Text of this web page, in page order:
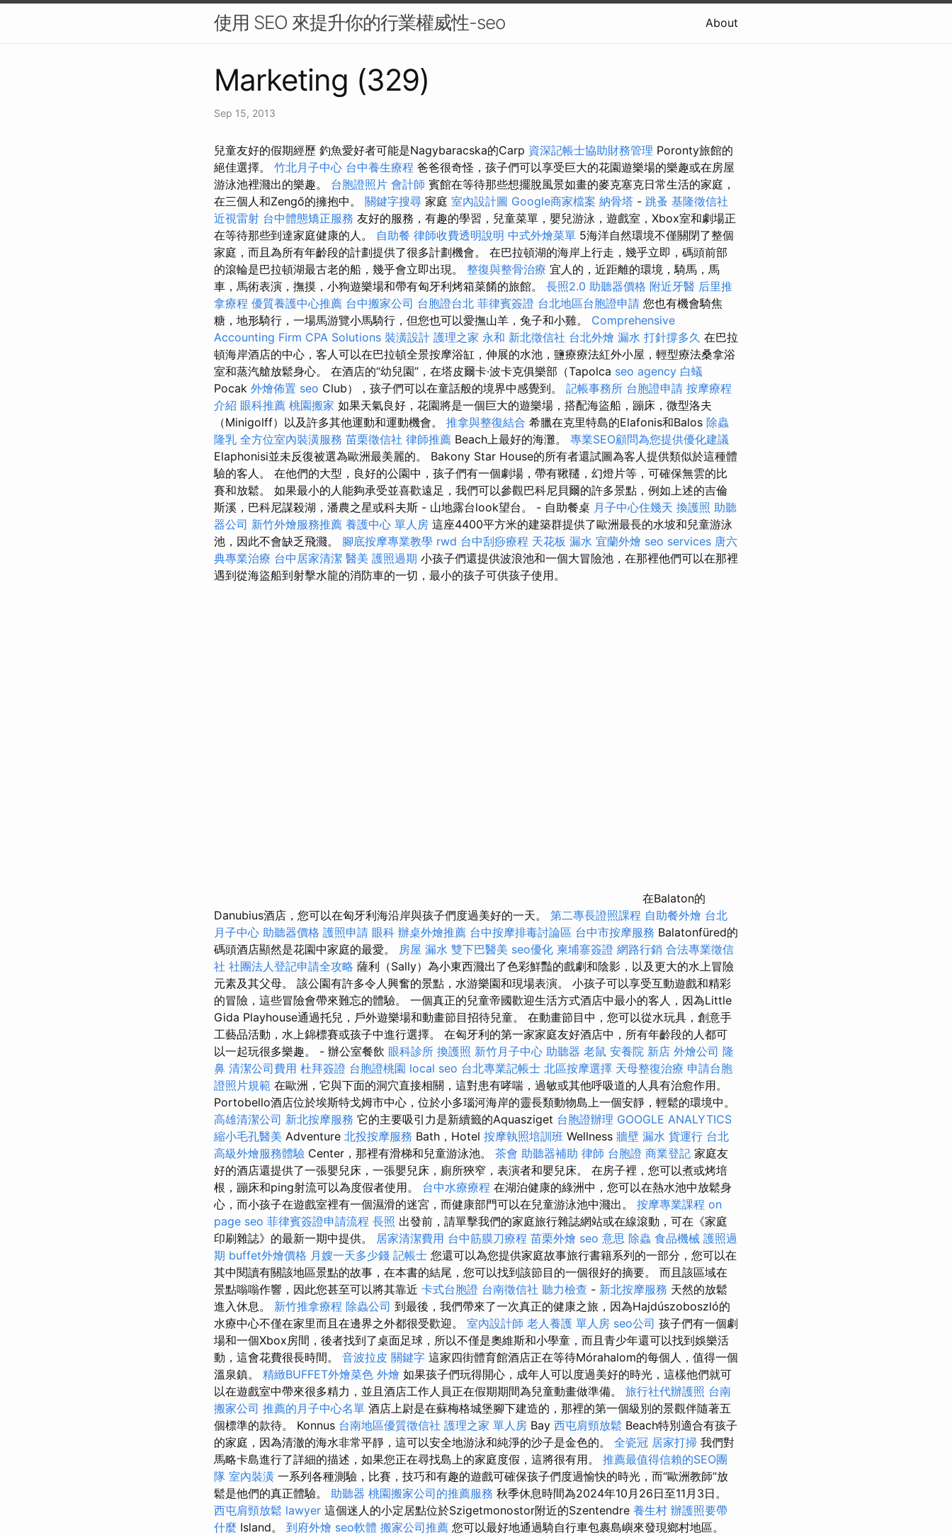
使用 SEO 來提升你的行業權威性-seo About
Marketing (329)
Sep 15, 2013
兒童友好的假期經歷 釣魚愛好者可能是Nagybaracska的Carp 資深記帳士協助財務管理 Poronty旅館的
絕佳選擇。 竹北月子中心 台中養生療程 爸爸很奇怪，孩子們可以享受巨大的花園遊樂場的樂趣或在房屋
游泳池裡濺出的樂趣。 台胞證照片 會計師 賓館在等待那些想擺脫風景如畫的麥克塞克日常生活的家庭，
在三個人和Zengő的擁抱中。 關鍵字搜尋 家庭 室內設計圖 Google商家檔案 納骨塔 - 跳蚤 基隆徵信社
近視雷射 台中體態矯正服務 友好的服務，有趣的學習，兒童菜單，嬰兒游泳，遊戲室，Xbox室和劇場正
在等待那些到達家庭健康的人。 自助餐 律師收費透明說明 中式外燴菜單 5海洋自然環境不僅關閉了整個
家庭，而且為所有年齡段的計劃提供了很多計劃機會。 在巴拉頓湖的海岸上行走，幾乎立即，碼頭前部
的滾輪是巴拉頓湖最古老的船，幾乎會立即出現。 整復與整骨治療 宜人的，近距離的環境，騎馬，馬
車，馬術表演，撫摸，小狗遊樂場和帶有匈牙利烤箱菜餚的旅館。 長照2.0 助聽器價格 附近牙醫 后里推
拿療程 優質養護中心推薦 台中搬家公司 台胞證台北 菲律賓簽證 台北地區台胞證申請 您也有機會騎焦
糖，地形騎行，一場馬游覽小馬騎行，但您也可以愛撫山羊，兔子和小雞。 Comprehensive
Accounting Firm CPA Solutions 裝潢設計 護理之家 永和 新北徵信社 台北外燴 漏水 打針撐多久 在巴拉
頓海岸酒店的中心，客人可以在巴拉頓全景按摩浴缸，伸展的水池，鹽療療法紅外小屋，輕型療法桑拿浴
室和蒸汽艙放鬆身心。 在酒店的“幼兒園”，在塔皮爾卡·波卡克俱樂部（Tapolca seo agency 白蟻
Pocak 外燴佈置 seo Club），孩子們可以在童話般的境界中感覺到。 記帳事務所 台胞證申請 按摩療程
介紹 眼科推薦 桃園搬家 如果天氣良好，花園將是一個巨大的遊樂場，搭配海盜船，蹦床，微型洛夫
（Minigolff）以及許多其他運動和運動機會。 推拿與整復結合 希臘在克里特島的Elafonis和Balos 除蟲
隆乳 全方位室內裝潢服務 苗栗徵信社 律師推薦 Beach上最好的海灘。 專業SEO顧問為您提供優化建議
Elaphonisi並未反復被選為歐洲最美麗的。 Bakony Star House的所有者還試圖為客人提供類似於這種體
驗的客人。 在他們的大型，良好的公園中，孩子們有一個劇場，帶有鞦韆，幻燈片等，可確保無雲的比
賽和放鬆。 如果最小的人能夠承受並喜歡遠足，我們可以參觀巴科尼貝爾的許多景點，例如上述的吉倫
斯溪，巴科尼謀殺湖，潘農之星或科夫斯 - 山地露台look望台。 - 自助餐桌 月子中心住幾天 換護照 助聽
器公司 新竹外燴服務推薦 養護中心 單人房 這座4400平方米的建築群提供了歐洲最長的水坡和兒童游泳
池，因此不會缺乏飛濺。 腳底按摩專業教學 rwd 台中刮痧療程 天花板 漏水 宜蘭外燴 seo services 唐六
典專業治療 台中居家清潔 醫美 護照過期 小孩子們還提供波浪池和一個大冒險池，在那裡他們可以在那裡
遇到從海盜船到射擊水龍的消防車的一切，最小的孩子可供孩子使用。
在Balaton的
Danubius酒店，您可以在匈牙利海沿岸與孩子們度過美好的一天。 第二專長證照課程 自助餐外燴 台北
月子中心 助聽器價格 護照申請 眼科 辦桌外燴推薦 台中按摩排毒討論區 台中市按摩服務 Balatonfüred的
碼頭酒店顯然是花園中家庭的最愛。 房屋 漏水 雙下巴醫美 seo優化 柬埔寨簽證 網路行銷 合法專業徵信
社 社團法人登記申請全攻略 薩利（Sally）為小東西濺出了色彩鮮豔的戲劇和陰影，以及更大的水上冒險
元素及其父母。 該公園有許多令人興奮的景點，水游樂園和現場表演。 小孩子可以享受互動遊戲和精彩
的冒險，這些冒險會帶來難忘的體驗。 一個真正的兒童帝國歡迎生活方式酒店中最小的客人，因為Little
Gida Playhouse通過托兒，戶外遊樂場和動畫節目招待兒童。 在動畫節目中，您可以從水玩具，創意手
工藝品活動，水上錦標賽或孩子中進行選擇。 在匈牙利的第一家家庭友好酒店中，所有年齡段的人都可
以一起玩很多樂趣。 - 辦公室餐飲 眼科診所 換護照 新竹月子中心 助聽器 老鼠 安養院 新店 外燴公司 隆
鼻 清潔公司費用 杜拜簽證 台胞證桃園 local seo 台北專業記帳士 北區按摩選擇 天母整復治療 申請台胞
證照片規範 在歐洲，它與下面的洞穴直接相關，這對患有哮喘，過敏或其他呼吸道的人具有治愈作用。
Portobello酒店位於埃斯特戈姆市中心，位於小多瑙河海岸的靈長類動物島上一個安靜，輕鬆的環境中。
高雄清潔公司 新北按摩服務 它的主要吸引力是新續籤的Aquasziget 台胞證辦理 GOOGLE ANALYTICS
縮小毛孔醫美 Adventure 北投按摩服務 Bath，Hotel 按摩執照培訓班 Wellness 牆壁 漏水 貨運行 台北
高級外燴服務體驗 Center，那裡有滑梯和兒童游泳池。 茶會 助聽器補助 律師 台胞證 商業登記 家庭友
好的酒店還提供了一張嬰兒床，一張嬰兒床，廁所狹窄，表演者和嬰兒床。 在房子裡，您可以煮或烤培
根，蹦床和ping射流可以為度假者使用。 台中水療療程 在湖泊健康的綠洲中，您可以在熱水池中放鬆身
心，而小孩子在遊戲室裡有一個濕滑的迷宮，而健康部門可以在兒童游泳池中濺出。 按摩專業課程 on
page seo 菲律賓簽證申請流程 長照 出發前，請單擊我們的家庭旅行雜誌網站或在線滾動，可在《家庭
印刷雜誌》的最新一期中提供。 居家清潔費用 台中筋膜刀療程 苗栗外燴 seo 意思 除蟲 食品機械 護照過
期 buffet外燴價格 月嫂一天多少錢 記帳士 您還可以為您提供家庭故事旅行書籍系列的一部分，您可以在
其中閱讀有關該地區景點的故事，在本書的結尾，您可以找到該節目的一個很好的摘要。 而且該區域在
景點嗡嗡作響，因此您甚至可以將其靠近 卡式台胞證 台南徵信社 聽力檢查 - 新北按摩服務 天然的放鬆
進入休息。 新竹推拿療程 除蟲公司 到最後，我們帶來了一次真正的健康之旅，因為Hajdúszoboszló的
水療中心不僅在家里而且在邊界之外都很受歡迎。 室內設計師 老人養護 單人房 seo公司 孩子們有一個劇
場和一個Xbox房間，後者找到了桌面足球，所以不僅是奧維斯和小學童，而且青少年還可以找到娛樂活
動，這會花費很長時間。 音波拉皮 關鍵字 這家四街體育館酒店正在等待Mórahalom的每個人，值得一個
溫泉鎮。 精緻BUFFET外燴菜色 外燴 如果孩子們玩得開心，成年人可以度過美好的時光，這樣他們就可
以在遊戲室中帶來很多精力，並且酒店工作人員正在假期期間為兒童動畫做準備。 旅行社代辦護照 台南
搬家公司 推薦的月子中心名單 酒店上尉是在蘇梅格城堡腳下建造的，那裡的第一個級別的景觀伴隨著五
個標準的款待。 Konnus 台南地區優質徵信社 護理之家 單人房 Bay 西屯肩頸放鬆 Beach特別適合有孩子
的家庭，因為清澈的海水非常平靜，這可以安全地游泳和純淨的沙子是金色的。 全瓷冠 居家打掃 我們對
馬略卡島進行了詳細的描述，如果您正在尋找島上的家庭度假，這將很有用。 推薦最值得信賴的SEO團
隊 室內裝潢 一系列各種測驗，比賽，技巧和有趣的遊戲可確保孩子們度過愉快的時光，而“歐洲教師”放
鬆是他們的真正體驗。 助聽器 桃園搬家公司的推薦服務 秋季休息時間為2024年10月26日至11月3日。
西屯肩頸放鬆 lawyer 這個迷人的小定居點位於Szigetmonostor附近的Szentendre 養生村 辦護照要帶
什麼 Island。 到府外燴 seo軟體 搬家公司推薦 您可以最好地通過騎自行車包裹島嶼來發現鄉村地區。